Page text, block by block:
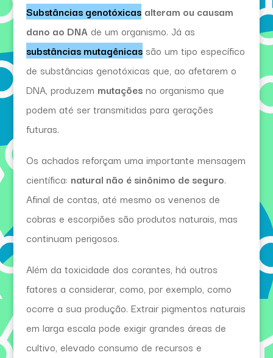
Substâncias genotóxicas alteram ou causam
dano ao DNAde um organismo. Já as
substâncias mutagênicassão um tipo específico
de substâncias genotóxicas que, ao afetarem o
DNA, produzem mutaçõesno organismo que
podem até ser transmitidas para gerações
futuras.
Os achados reforçam uma importante mensagem
científica: natural não é sinônimo de seguro.
Afinal de contas, até mesmo os venenos de
cobras e escorpiões são produtos naturais, mas
continuam perigosos.
Além da toxicidade dos corantes, há outros
fatores a considerar, como, por exemplo, como
ocorre a sua produção. Extrair pigmentos naturais
em larga escala pode exigir grandes áreas de
cultivo, elevado consumo de recursos e